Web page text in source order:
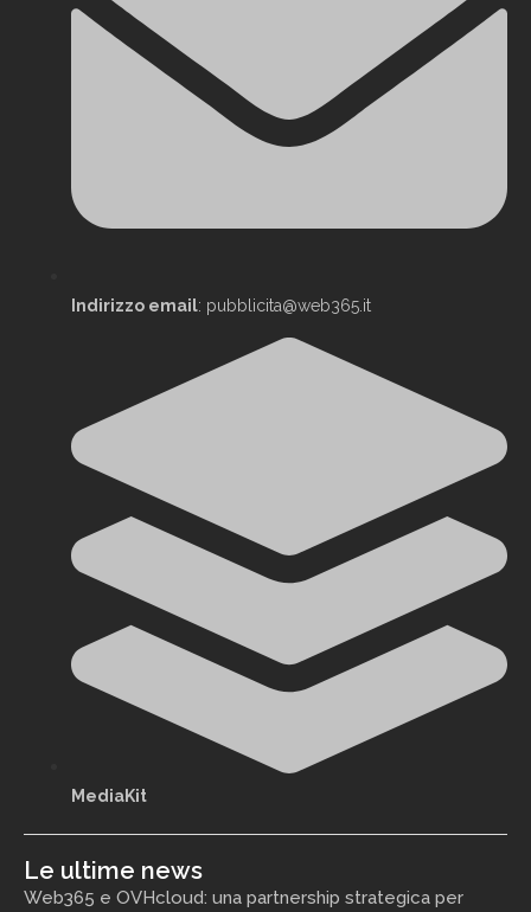
Indirizzo email: pubblicita@web365.it
MediaKit
Le ultime news
Web365 e OVHcloud: una partnership strategica per